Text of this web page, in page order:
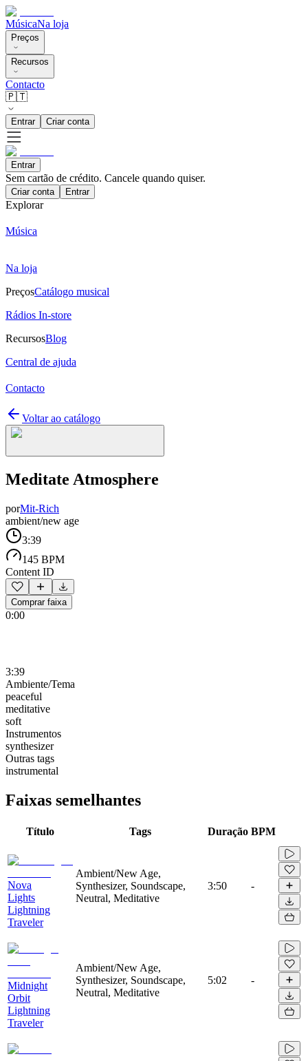
MúsicaNa loja
Preços
Recursos
Contacto
🇵🇹
Entrar Criar conta
Entrar
Sem cartão de crédito. Cancele quando quiser.
Criar conta Entrar
Explorar
Música
Na loja
PreçosCatálogo musical
Rádios In-store
RecursosBlog
Central de ajuda
Contacto
Voltar ao catálogo
Meditate Atmosphere
porMit-Rich
ambient/new age
3:39
145 BPM
Content ID
Comprar faixa
0:00
3:39
Ambiente/Tema
peaceful
meditative
soft
Instrumentos
synthesizer
Outras tags
instrumental
Faixas semelhantes
Título Tags Duração BPM
Nova
Lights
Lightning
Traveler
Ambient/New Age,
Synthesizer, Soundscape,
Neutral, Meditative
3:50 -
Midnight
Orbit
Lightning
Traveler
Ambient/New Age,
Synthesizer, Soundscape,
Neutral, Meditative
5:02 -